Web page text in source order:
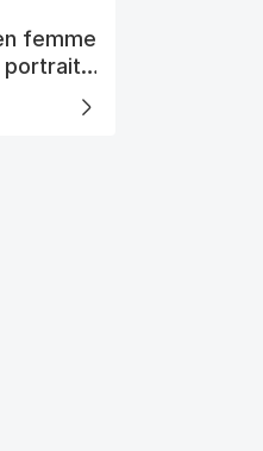
femme
portrait
parfaite